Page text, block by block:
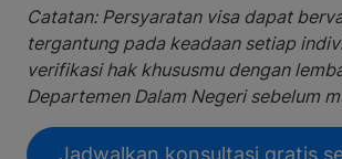
Catatan: Persyaratan visa dapat
tergantung pada keadaan setiap
verifikasi hak khususmu dengan
Departemen Dalam Negeri sebelum
Jadwalkan konsultasi gratis